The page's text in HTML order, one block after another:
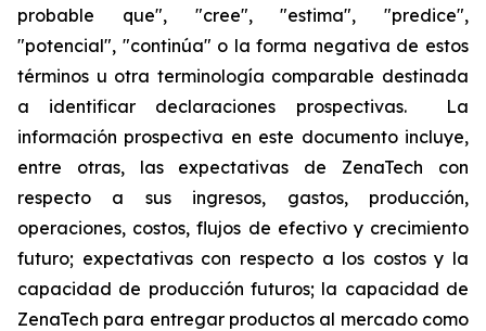
probable que", "cree", "estima", "predice",
"potencial", "continúa" o la forma negativa de estos
términos u otra terminología comparable destinada
a identificar declaraciones prospectivas. La
información prospectiva en este documento incluye,
entre otras, las expectativas de ZenaTech con
respecto a sus ingresos, gastos, producción,
operaciones, costos, flujos de efectivo y crecimiento
futuro; expectativas con respecto a los costos y la
capacidad de producción futuros; la capacidad de
ZenaTech para entregar productos al mercado como